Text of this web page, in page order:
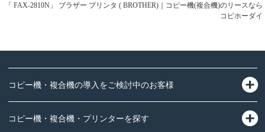
「 FAX-2810N」 ブラザー プリンタ ( BROTHER)｜コピー機(複合機)のリースなら
コピホーダイ
コピー機・複合機の導入をご検討中のお客様
コピー機・複合機・プリンターを探す